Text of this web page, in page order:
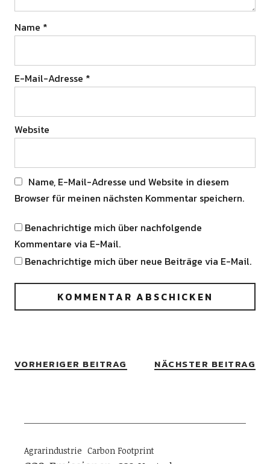
Name *
E-Mail-Adresse *
Website
Name, E-Mail-Adresse und Website in diesem
Browser für meinen nächsten Kommentar speichern.
Benachrichtige mich über nachfolgende
Kommentare via E-Mail.
Benachrichtige mich über neue Beiträge via E-Mail.
VORHERIGER BEITRAG NÄCHSTER BEITRAG
Agrarindustrie Carbon Footprint